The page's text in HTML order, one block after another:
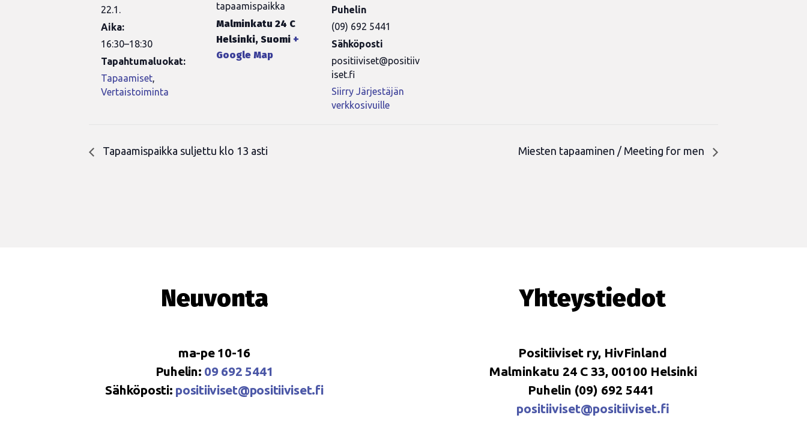
22.1.
Aika:
16:30–18:30
Tapahtumaluokat:
Tapaamiset,
Vertaistoiminta
tapaamispaikka
Malminkatu 24 C
Helsinki, Suomi +
Google Map
Puhelin
(09) 692 5441
Sähköposti
positiiviset@positiiv
iset.fi
Siirry Järjestäjän
verkkosivuille
Tapaamispaikka suljettu klo 13 asti Miesten tapaaminen / Meeting for men
Neuvonta
ma-pe 10-16
Puhelin: 09 692 5441
Sähköposti: positiiviset@positiiviset.fi
Yhteystiedot
Positiiviset ry, HivFinland
Malminkatu 24 C 33, 00100 Helsinki
Puhelin (09) 692 5441
positiiviset@positiiviset.fi